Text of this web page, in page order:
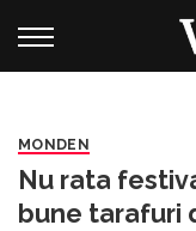
MONDEN
Nu rata
bune tarafuri